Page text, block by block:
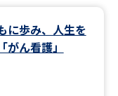
グラムから探す
イブ
に歩み、人生を
ん看護」